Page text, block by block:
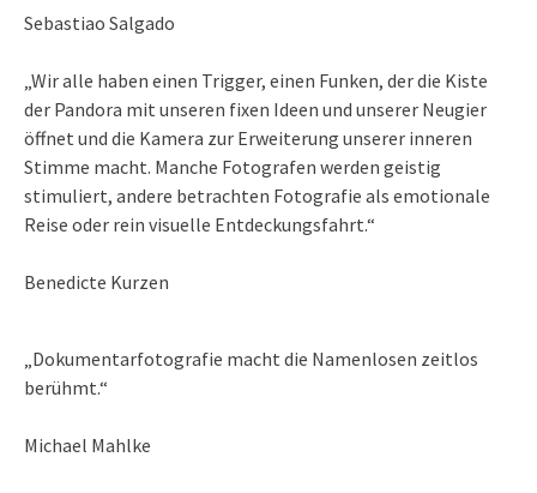
Sebastiao Salgado
„Wir alle haben einen Trigger, einen Funken, der die Kiste
der Pandora mit unseren fixen Ideen und unserer Neugier
öffnet und die Kamera zur Erweiterung unserer inneren
Stimme macht. Manche Fotografen werden geistig
stimuliert, andere betrachten Fotografie als emotionale
Reise oder rein visuelle Entdeckungsfahrt.“
Benedicte Kurzen
„Dokumentarfotografie macht die Namenlosen zeitlos
berühmt.“
Michael Mahlke